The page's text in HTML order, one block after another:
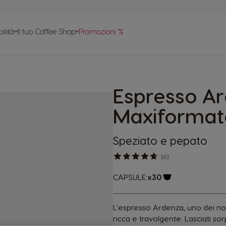
Il tuo Coffee Shop Promozioni %
Espresso
Speziato e pepato
(6)
CAPSULE:x30
L'espresso Ardenza , uno dei
ricca e travolgente. Lasciati